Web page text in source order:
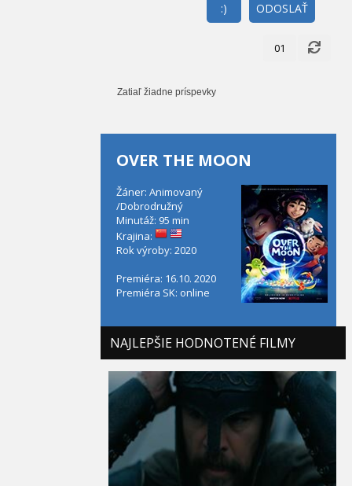
ODOSLAŤ
:)
01
Zatiaľ žiadne príspevky
OVER THE MOON
Žáner: Animovaný
/Dobrodružný
Minutáž: 95 min
Krajina:
Rok výroby: 2020
Premiéra: 16.10. 2020
Premiéra SK: online
NAJLEPŠIE HODNOTENÉ FILMY